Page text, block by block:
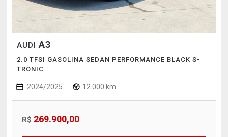
AUDIA3
2.0 TFSI GASOLINA SEDAN PERFORMANCE BLACK S-
TRONIC
2024/2025 12.000 km
R$ 269.900,00